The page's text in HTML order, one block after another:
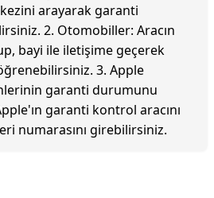
arayarak garanti
2. Otomobiller: Aracın
bayi ile iletişime geçerek
3. Apple
garanti durumunu
garanti kontrol aracını
numarasını girebilirsiniz.